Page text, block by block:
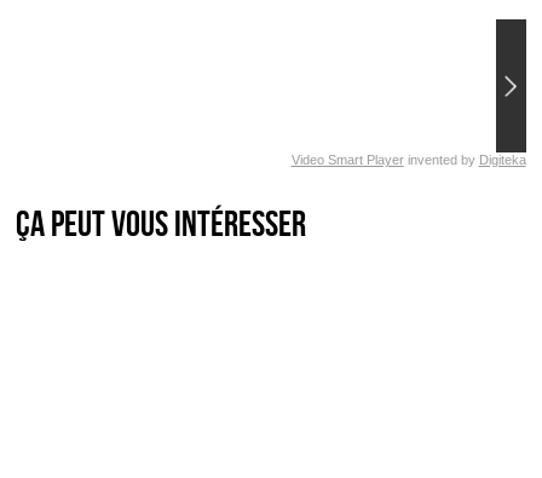
Video Smart Playerinvented by Digiteka
Ça peut vous intéresser